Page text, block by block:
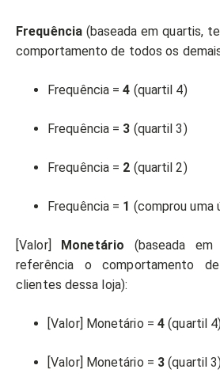
Frequência (baseada em quartis,
comportamento de todos os
Frequência =4 (quartil 4)
Frequência = 3 (quartil 3)
Frequência = 2 (quartil 2)
Frequência = 1 (comprou uma
[Valor] Monetário (baseada
referência o comportamento
clientes dessa loja):
[Valor] Monetário = 4 (quartil
[Valor] Monetário = 3(quartil